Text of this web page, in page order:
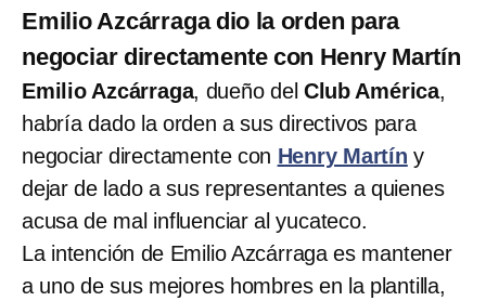
Emilio Azcárraga dio la orden para
negociar directamente con Henry Martín
Emilio Azcárraga, dueño del Club América,
habría dado la orden a sus directivos para
negociar directamente con Henry Martín y
dejar de lado a sus representantes a quienes
acusa de mal influenciar al yucateco.
La intención de Emilio Azcárraga es mantener
a uno de sus mejores hombres en la plantilla,